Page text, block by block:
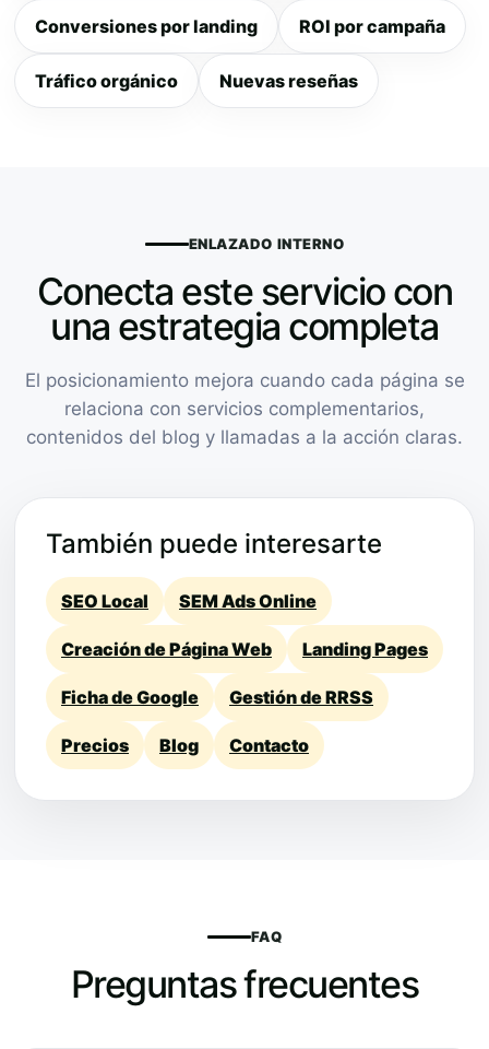
Conversiones por landing ROI por campaña
Tráfico orgánico Nuevas reseñas
ENLAZADO INTERNO
Conecta este servicio con
una estrategia completa
El posicionamiento mejora cuando cada página se
relaciona con servicios complementarios,
contenidos del blog y llamadas a la acción claras.
También puede interesarte
SEO Local SEM Ads Online
Creación de Página Web Landing Pages
Ficha de Google Gestión de RRSS
Precios Blog Contacto
FAQ
Preguntas frecuentes